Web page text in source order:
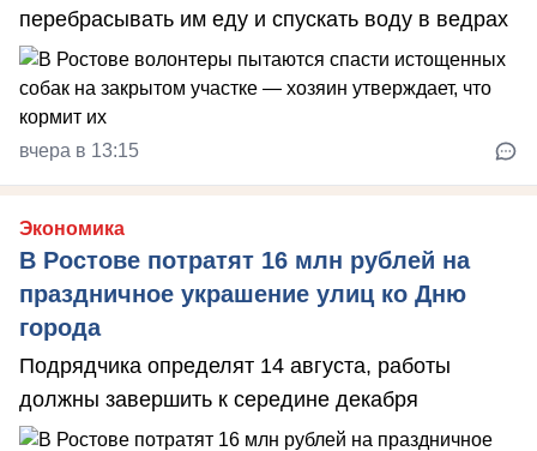
перебрасывать им еду и спускать воду в ведрах
вчера в 13:15
Экономика
В Ростове потратят 16 млн рублей на
праздничное украшение улиц ко Дню
города
Подрядчика определят 14 августа, работы
должны завершить к середине декабря